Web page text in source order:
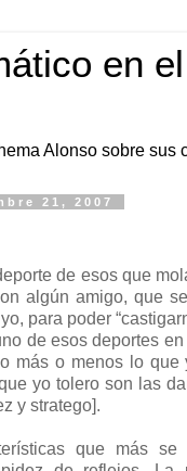
en
Alonso sobre sus
21, 2007
de esos que
algún amigo, que
para poder
de esos deportes
más o menos lo que
yo tolero son las
y stratego].
que más se